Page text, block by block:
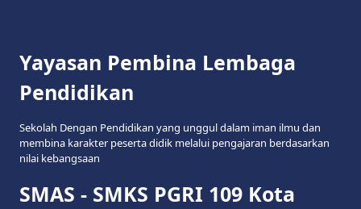
Yayasan Pembina Lembaga
Pendidikan
Sekolah Dengan Pendidikan yang unggul dalam iman ilmu dan
membina karakter peserta didik melalui pengajaran berdasarkan
nilai kebangsaan
SMAS - SMKS PGRI 109 Kota